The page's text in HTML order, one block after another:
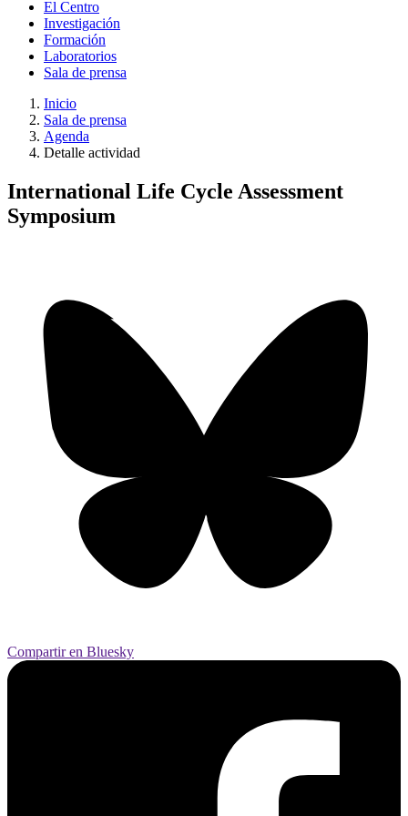
El Centro
Investigación
Formación
Laboratorios
Sala de prensa
Inicio
Sala de prensa
Agenda
Detalle actividad
International Life Cycle Assessment
Symposium
Compartir en Bluesky